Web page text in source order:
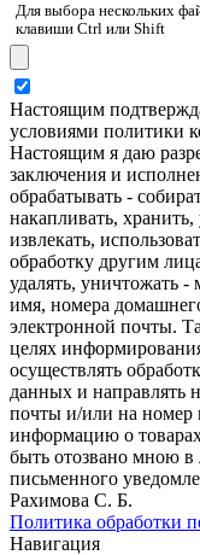
Для выбора нескольких
клавиши Ctrl или Shift
Настоящим
условиями политики
Настоящим я даю
заключения и
обрабатывать -
накапливать, хранить,
извлекать,
обработку другим
удалять, уничтожать
имя, номера
электронной почты.
целях
осуществлять
данных и направлять
почты и/или на номер
информацию о
быть отозвано мною
письменного
Рахимова С. Б.
Политика обработки
Навигация